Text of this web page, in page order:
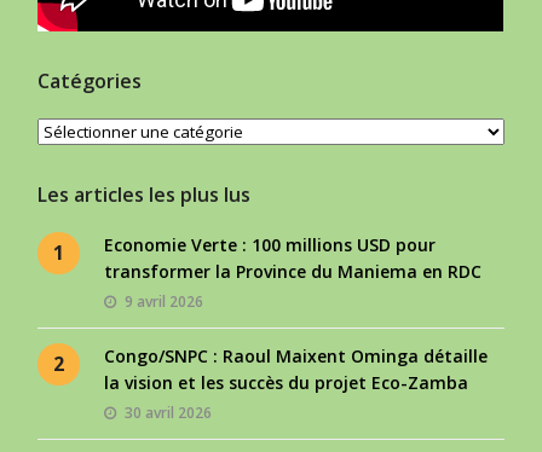
Catégories
Catégories
Les articles les plus lus
1
Economie Verte : 100 millions USD pour
transformer la Province du Maniema en RDC
9 avril 2026
2
Congo/SNPC : Raoul Maixent Ominga détaille
la vision et les succès du projet Eco-Zamba
30 avril 2026